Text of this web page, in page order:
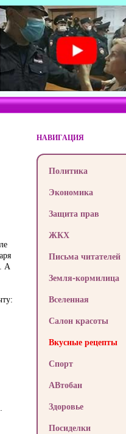
А
НАВИГАЦИЯ
Политика
Экономика
Защита прав
ЖКХ
Письма читателей
Земля-кормилица
Вселенная
Салон красоты
Вкусные рецепты
Спорт
АВтобан
Здоровье
Посиделки